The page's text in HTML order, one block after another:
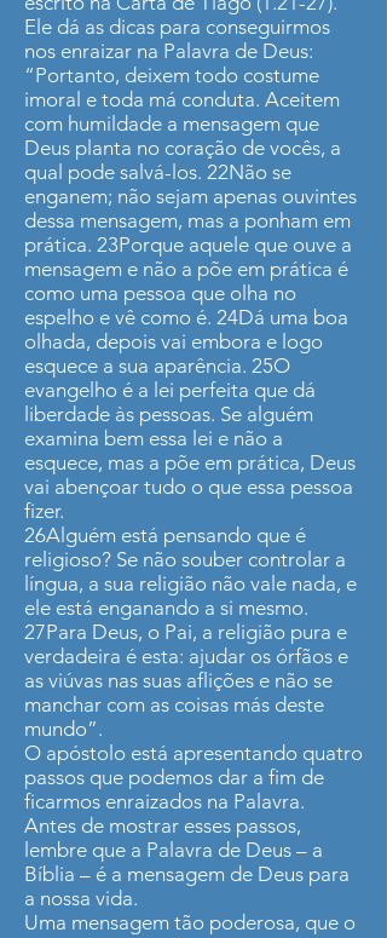
Ele dá as dicas para conseguirmos
nos enraizar na Palavra de Deus:
“Portanto, deixem todo costume
imoral e toda má conduta. Aceitem
com humildade a mensagem que
Deus planta no coração de vocês, a
qual pode salvá-los. 22Não se
enganem; não sejam apenas ouvintes
dessa mensagem, mas a ponham em
prática. 23Porque aquele que ouve a
mensagem e não a põe em prática é
como uma pessoa que olha no
espelho e vê como é. 24Dá uma boa
olhada, depois vai embora e logo
esquece a sua aparência. 25O
evangelho é a lei perfeita que dá
liberdade às pessoas. Se alguém
examina bem essa lei e não a
esquece, mas a põe em prática, Deus
vai abençoar tudo o que essa pessoa
fizer.
26Alguém está pensando que é
religioso? Se não souber controlar a
língua, a sua religião não vale nada, e
ele está enganando a si mesmo.
27Para Deus, o Pai, a religião pura e
verdadeira é esta: ajudar os órfãos e
as viúvas nas suas aflições e não se
manchar com as coisas más deste
mundo”.
O apóstolo está apresentando quatro
passos que podemos dar a fim de
ficarmos enraizados na Palavra.
Antes de mostrar esses passos,
lembre que a Palavra de Deus – a
Bíblia – é a mensagem de Deus para
a nossa vida.
Uma mensagem tão poderosa, que o